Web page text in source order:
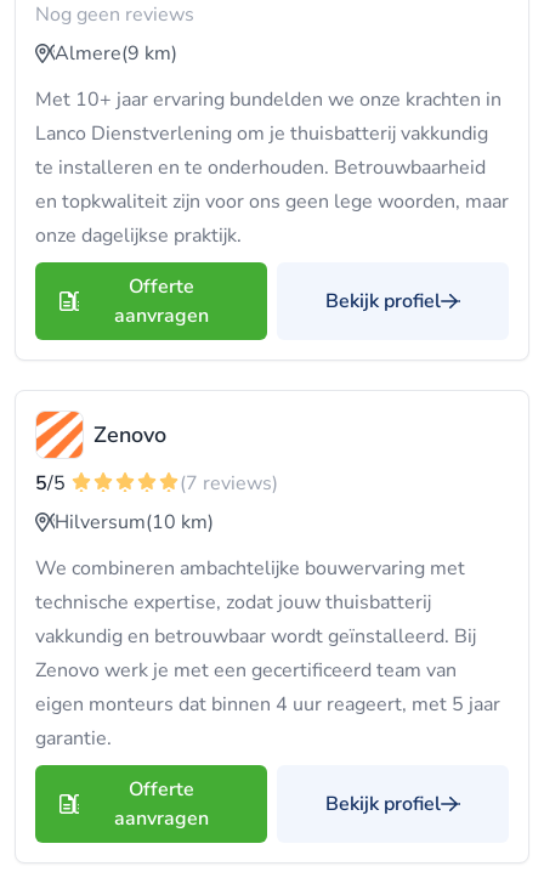
Nog geen reviews
Almere(9 km)
Met 10+ jaar ervaring bundelden we onze krachten in
Lanco Dienstverlening om je thuisbatterij vakkundig
te installeren en te onderhouden. Betrouwbaarheid
en topkwaliteit zijn voor ons geen lege woorden, maar
onze dagelijkse praktijk.
Offerte
aanvragen
Bekijk profiel
Zenovo
5/5
(7 reviews)
Hilversum(10 km)
We combineren ambachtelijke bouwervaring met
technische expertise, zodat jouw thuisbatterij
vakkundig en betrouwbaar wordt geïnstalleerd. Bij
Zenovo werk je met een gecertificeerd team van
eigen monteurs dat binnen 4 uur reageert, met 5 jaar
garantie.
Offerte
aanvragen
Bekijk profiel